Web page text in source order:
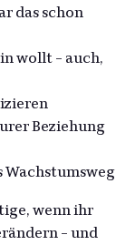
das schon
wollt – auch,
Beziehung
Wachstumsweg
wenn ihr
– und